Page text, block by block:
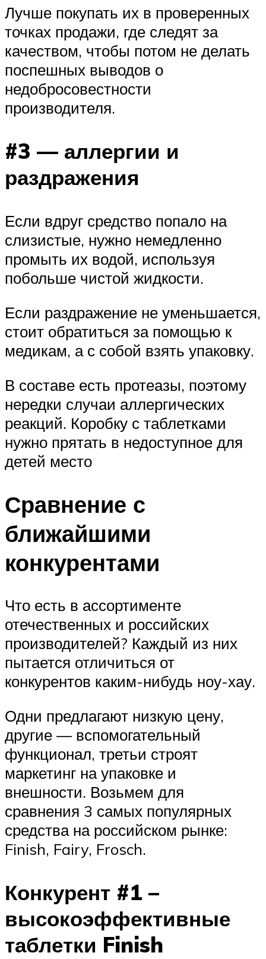
Лучше покупать их в проверенных
точках продажи, где следят за
качеством, чтобы потом не делать
поспешных выводов о
недобросовестности
производителя.
#3 — аллергии и
раздражения
Если вдруг средство попало на
слизистые, нужно немедленно
промыть их водой, используя
побольше чистой жидкости.
Если раздражение не уменьшается,
стоит обратиться за помощью к
медикам, а с собой взять упаковку.
В составе есть протеазы, поэтому
нередки случаи аллергических
реакций. Коробку с таблетками
нужно прятать в недоступное для
детей место
Сравнение с
ближайшими
конкурентами
Что есть в ассортименте
отечественных и российских
производителей? Каждый из них
пытается отличиться от
конкурентов каким-нибудь ноу-хау.
Одни предлагают низкую цену,
другие — вспомогательный
функционал, третьи строят
маркетинг на упаковке и
внешности. Возьмем для
сравнения 3 самых популярных
средства на российском рынке:
Finish, Fairy, Frosch.
Конкурент #1 –
высокоэффективные
таблетки Finish